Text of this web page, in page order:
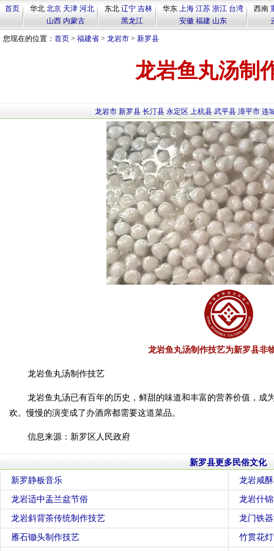
首页 华北 北京 天津 河北
山西 内蒙古
东北 辽宁 吉林
黑龙江
华东 上海 江苏 浙江 台湾
安徽 福建 山东
西南
您现在的位置： 首页 > 福建省 > 龙岩市 > 新罗县
龙岩鱼丸汤制
龙岩市 新罗县 长汀县 永定区 上杭县 武平县 漳平市 连
龙岩鱼丸汤制作技艺为新罗县非
龙岩鱼丸汤制作技艺
龙岩鱼丸汤已有百年的历史，鲜甜的味道和丰富的营养价值，成
欢。慢慢的演变成了办酒席都需要这道菜品。
信息来源：新罗区人民政府
新罗县更多民俗文化
新罗静板音乐
龙岩咸
龙岩适中盂兰盆节俗 龙岩什
龙岩斜背茶传统制作技艺 龙门铁
雁石锄头制作技艺 竹贯花